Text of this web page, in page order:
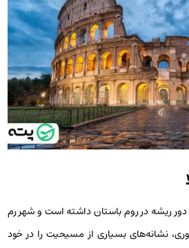
ریشه در روم باستان داشته است و شهر رم
نشانه‌های بسیاری از مسیحیت را در خود